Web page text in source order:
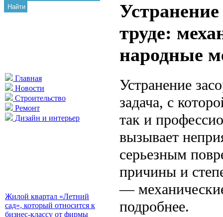
Найти
Главная
Новости
Строительство
Ремонт
Дизайн и интерьер
Жилой квартал «Летний
сад», который относится к
бизнес-классу от фирмы
труде:
народные
Устранение
задача, с
так и
вызывает
серьезным
причины и
—
подробнее.